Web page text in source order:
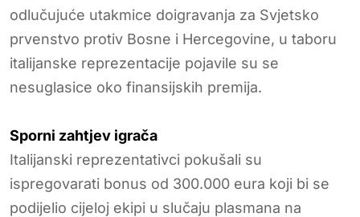
odlučujuće utakmice doigravanja za Svjetsko
prvenstvo protiv Bosne i Hercegovine, u taboru
italijanske reprezentacije pojavile su se
nesuglasice oko finansijskih premija.
Sporni zahtjev igrača
Italijanski reprezentativci pokušali su
ispregovarati bonus od 300.000 eura koji bi se
podijelio cijeloj ekipi u slučaju plasmana na